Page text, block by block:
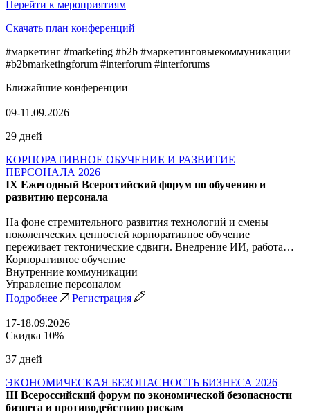
Перейти к мероприятиям
Скачать план конференций
#маркетинг #marketing #b2b #маркетинговыекоммуникации
#b2bmarketingforum #interforum #interforums
Ближайшие конференции
09-11.09.2026
29 дней
КОРПОРАТИВНОЕ ОБУЧЕНИЕ И РАЗВИТИЕ
ПЕРСОНАЛА 2026
IX Ежегодный Всероссийский форум по обучению и
развитию персонала
На фоне стремительного развития технологий и смены
поколенческих ценностей корпоративное обучение
переживает тектонические сдвиги. Внедрение ИИ, работа…
Корпоративное обучение
Внутренние коммуникации
Управление персоналом
Подробнее
Регистрация
17-18.09.2026
Скидка 10%
37 дней
ЭКОНОМИЧЕСКАЯ БЕЗОПАСНОСТЬ БИЗНЕСА 2026
III Всероссийский форум по экономической безопасности
бизнеса и противодействию рискам